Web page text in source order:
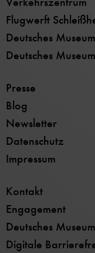
Flugwerft
Deutsches
Deutsches
Presse
Blog
Newsletter
Datenschutz
Impressum
Kontakt
Engagement
Deutsches
Digitale